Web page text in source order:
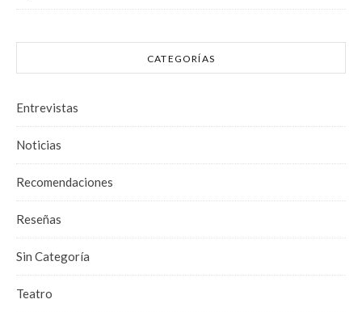
CATEGORÍAS
Entrevistas
Noticias
Recomendaciones
Reseñas
Sin Categoría
Teatro